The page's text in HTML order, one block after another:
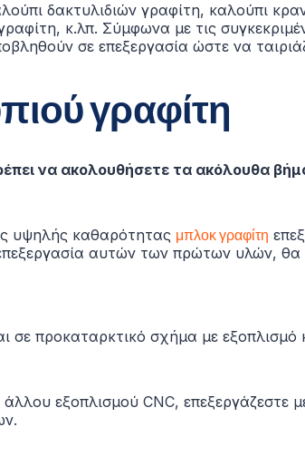
δακτυλιδιών γραφίτη, καλούπι
κ.λπ. Σύμφωνα με τις
σε επεξεργασία ώστε να
γραφίτη
να ακολουθήσετε τα ακόλουθα
υψηλής καθαρότητας μπλοκ γραφίτη
αυτών των πρώτων υλών, θα
σε προκαταρκτικό σχήμα με
εξοπλισμού CNC, επεξεργάζεστε